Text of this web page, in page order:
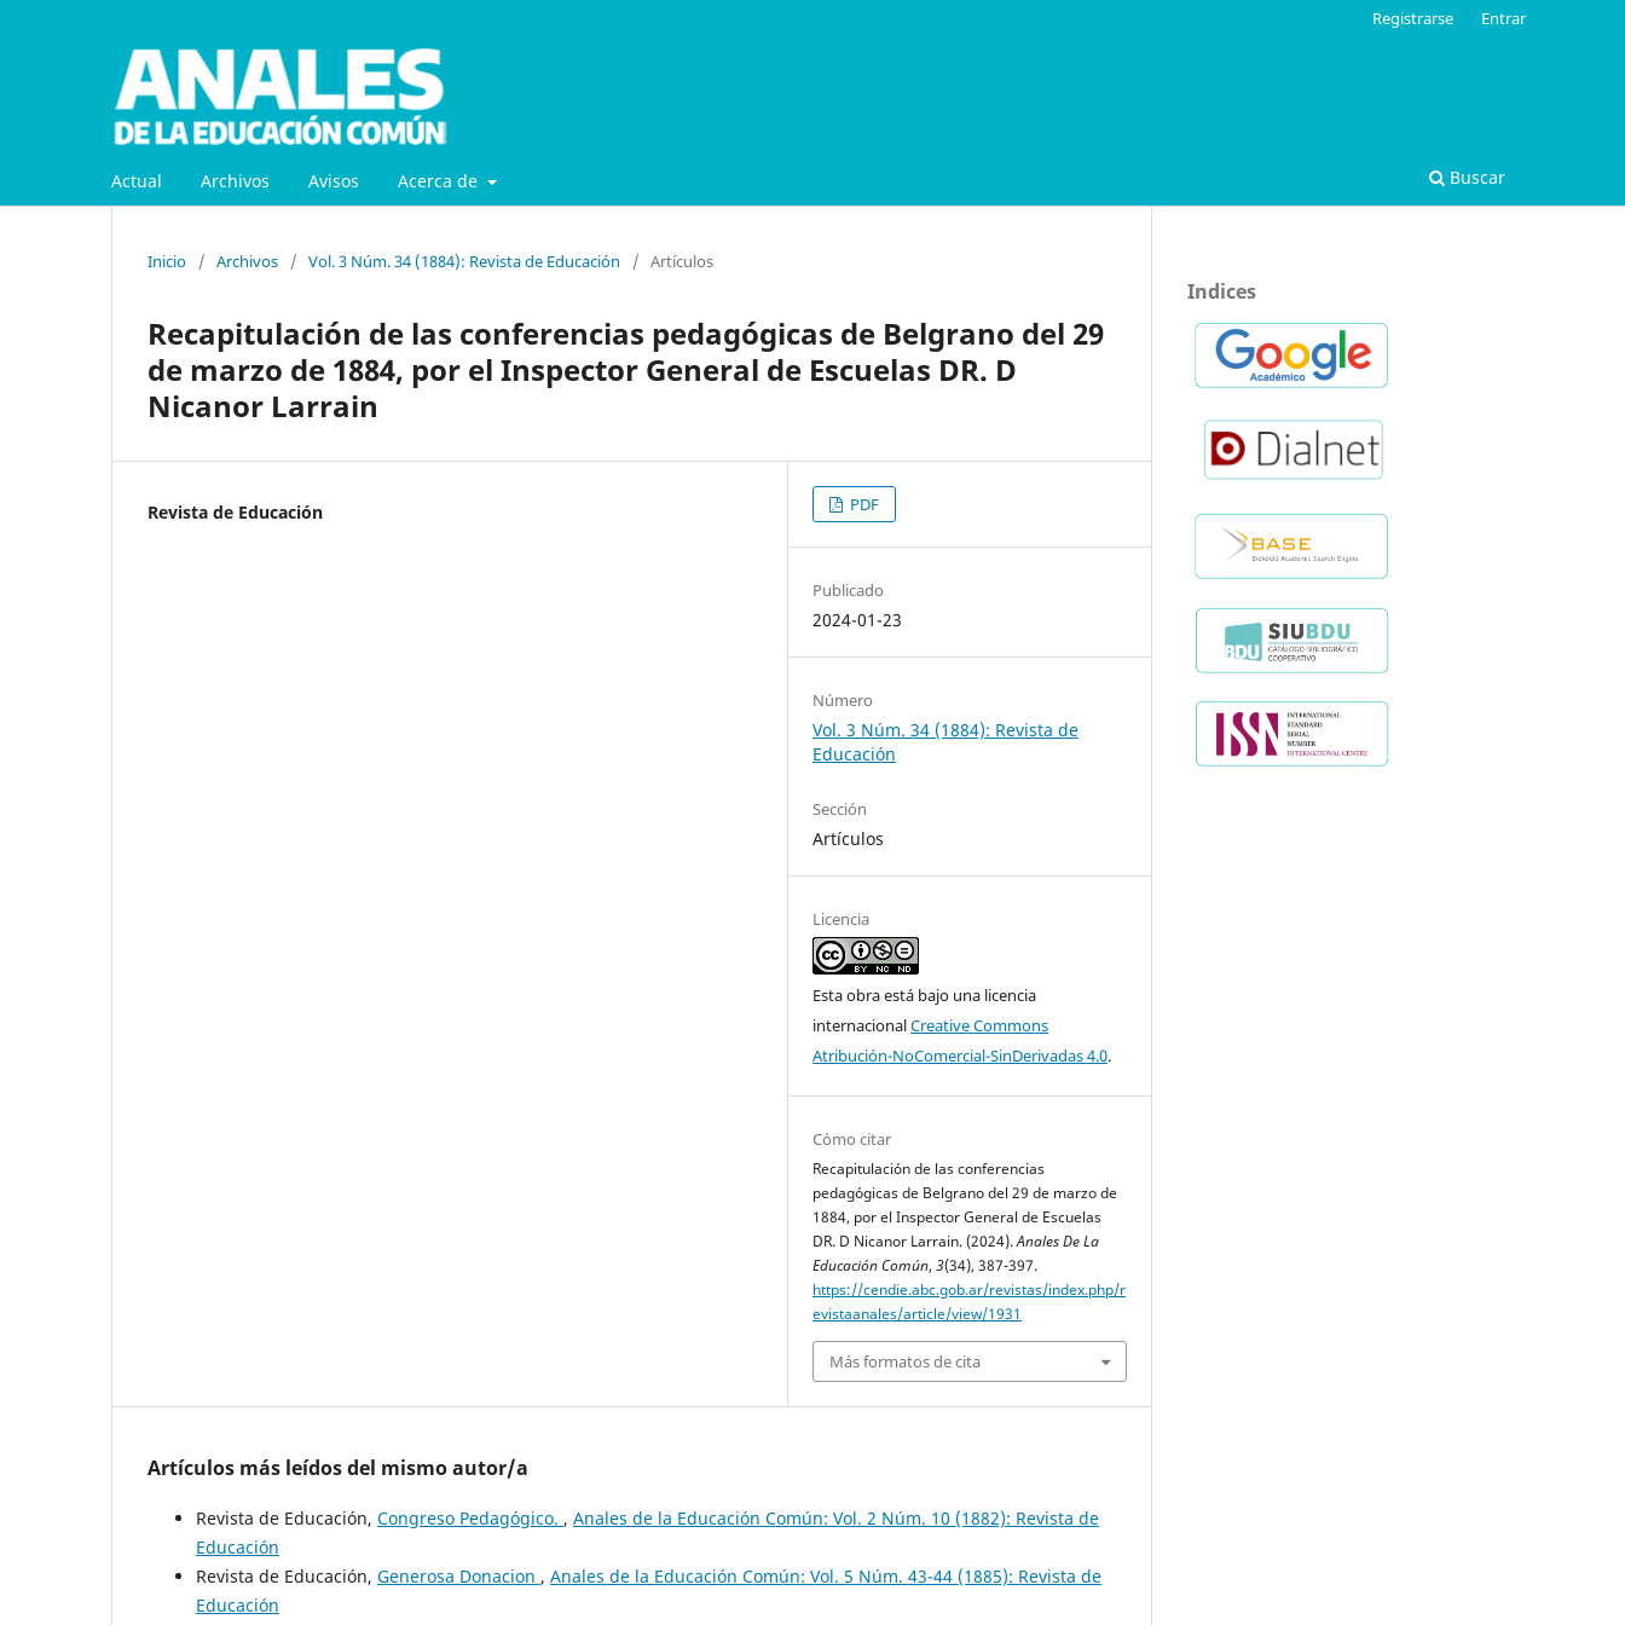
Actual Archivos Avisos Acerca de Buscar
Registrarse Entrar
Inicio / Archivos / Vol. 3 Núm. 34 (1884): Revista de Educación / Artículos
Recapitulación de las conferencias pedagógicas de Belgrano del 29
de marzo de 1884, por el Inspector General de Escuelas DR. D
Nicanor Larrain
Revista de Educación PDF
Publicado
2024-01-23
Número
Vol. 3 Núm. 34 (1884): Revista de
Educación
Sección
Artículos
Licencia
Esta obra está bajo una licencia
internacionalCreative Commons
Atribución-NoComercial-SinDerivadas 4.0.
Cómo citar
Recapitulación de las conferencias
pedagógicas de Belgrano del 29 de marzo de
1884, por el Inspector General de Escuelas
DR. D Nicanor Larrain. (2024).Anales De La
Educación Común, 3(34), 387-397.
https://cendie.abc.gob.ar/revistas/index.php/r
evistaanales/article/view/1931
Más formatos de cita
Artículos más leídos del mismo autor/a
Revista de Educación, Congreso Pedagógico. , Anales de la Educación Común: Vol. 2 Núm. 10 (1882): Revista de
Educación
Revista de Educación, Generosa Donacion , Anales de la Educación Común: Vol. 5 Núm. 43-44 (1885): Revista de
Educación
Indices